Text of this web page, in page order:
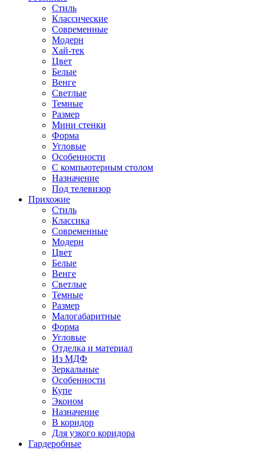
Стиль
Классические
Современные
Модерн
Хай-тек
Цвет
Белые
Венге
Светлые
Темные
Размер
Мини стенки
Форма
Угловые
Особенности
С компьютерным столом
Назначение
Под телевизор
Прихожие
Стиль
Классика
Современные
Модерн
Цвет
Белые
Венге
Светлые
Темные
Размер
Малогабаритные
Форма
Угловые
Отделка и материал
Из МДФ
Зеркальные
Особенности
Купе
Эконом
Назначение
В коридор
Для узкого коридора
Гардеробные